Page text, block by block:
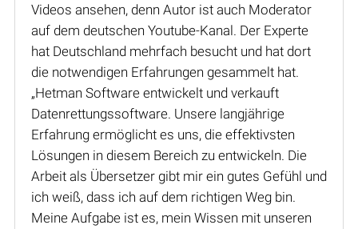
Videos ansehen, denn Autor ist auch Moderator
auf dem deutschen Youtube-Kanal. Der Experte
hat Deutschland mehrfach besucht und hat dort
die notwendigen Erfahrungen gesammelt hat.
„Hetman Software entwickelt und verkauft
Datenrettungssoftware. Unsere langjährige
Erfahrung ermöglicht es uns, die effektivsten
Lösungen in diesem Bereich zu entwickeln. Die
Arbeit als Übersetzer gibt mir ein gutes Gefühl und
ich weiß, dass ich auf dem richtigen Weg bin.
Meine Aufgabe ist es, mein Wissen mit unseren